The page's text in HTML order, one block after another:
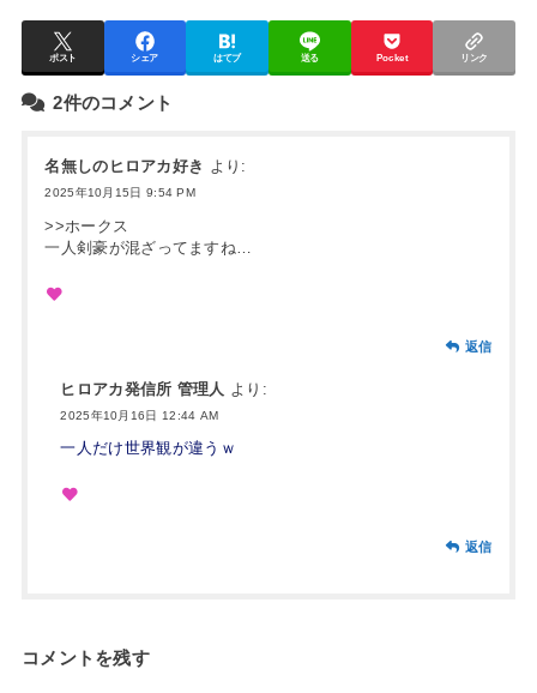
ポスト シェア はてブ 送る Pocket リンク
2件のコメント
名無しのヒロアカ好き より:
2025年10月15日 9:54 PM
>>ホークス
一人剣豪が混ざってますね…
返信
ヒロアカ発信所 管理人 より:
2025年10月16日 12:44 AM
一人だけ世界観が違うｗ
返信
コメントを残す